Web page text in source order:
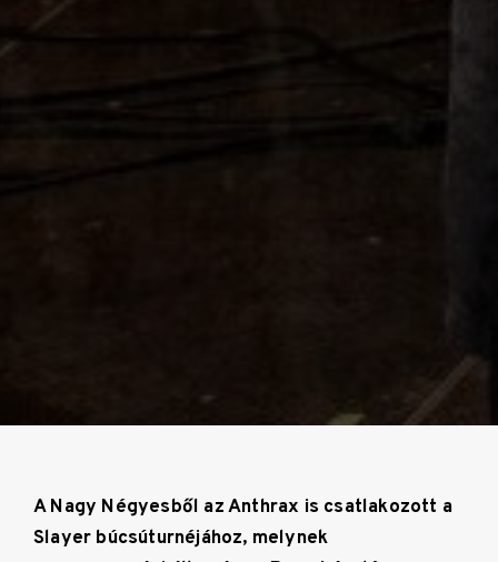
A Nagy Négyesből az Anthrax is csatlakozott a
Slayer búcsúturnéjához, melynek